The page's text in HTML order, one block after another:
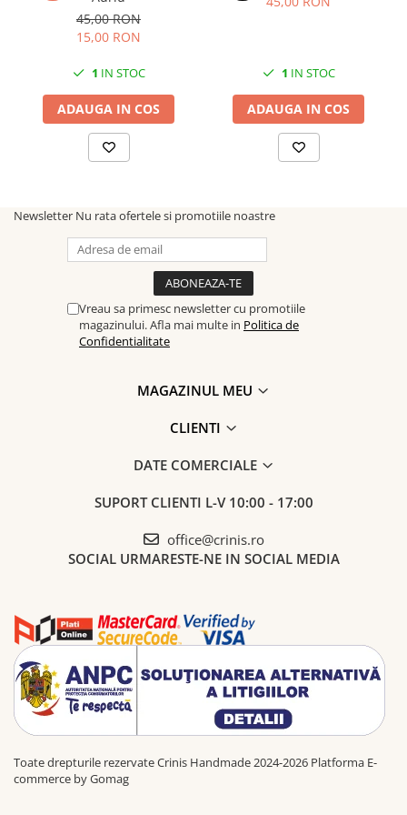
45,00 RON
15,00 RON
1 IN STOC
ADAUGA IN COS
1 IN STOC
ADAUGA IN COS
Newsletter Nu rata ofertele si promotiile noastre
Vreau sa primesc newsletter cu promotiile
magazinului. Afla mai multe in Politica de
Confidentialitate
MAGAZINUL MEU
CLIENTI
DATE COMERCIALE
SUPORT CLIENTI L-V 10:00 - 17:00
office@crinis.ro
SOCIAL URMARESTE-NE IN SOCIAL MEDIA
Toate drepturile rezervate Crinis Handmade 2024-2026 Platforma E-
commerce by Gomag